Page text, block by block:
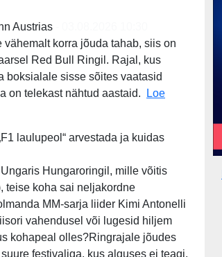
Austrias
korra jõuda tahab, siis on
Red Bull Ringil. Rajal, kus
boksialale sisse sõites vaatasid
on telekast nähtud aastaid.
Loe
laulupeol“ arvestada ja kuidas
Hungaroringil, mille võitis
teise koha sai neljakordne
MM-sarja liider Kimi Antonelli
vahendusel või lugesid hiljem
kohapeal olles?Ringrajale jõudes
festivaliga, kus alguses ei teagi,